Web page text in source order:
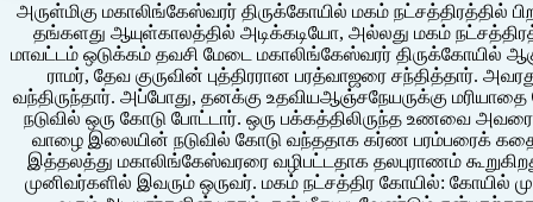
அருள்மிகு மகாலிங்கேஸ்வரர் திருக்கோயில் மகம் நட்சத்திரத்தில்
தங்களது ஆயுள்காலத்தில் அடிக்கடியோ, அல்லது மகம்
மாவட்டம் ஒடுக்கம் தவசி மேடை மகாலிங்கேஸ்வரர் திருக்கோயில்
ராமர், தேவ குருவின் புத்திரரான பரத்வாஜரை சந்தித்தார்.
வந்திருந்தார். அப்போது, தனக்கு உதவியஆஞ்சநேயருக்கு
நடுவில் ஒரு கோடு போட்டார். ஒரு பக்கத்திலிருந்த உணவை
வாழை இலையின் நடுவில் கோடு வந்ததாக கர்ண பரம்பரைக் கதை
இத்தலத்து மகாலிங்கேஸ்வரரை வழிபட்டதாக தலபுராணம்
முனிவர்களில் இவரும் ஒருவர். மகம் நட்சத்திர கோயில்: கோயில்